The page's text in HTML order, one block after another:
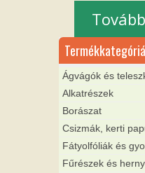
Ágvágók és
Alkatrészek
Borászat
Csizmák, kerti
Fátyolfóliák és
Fűrészek és